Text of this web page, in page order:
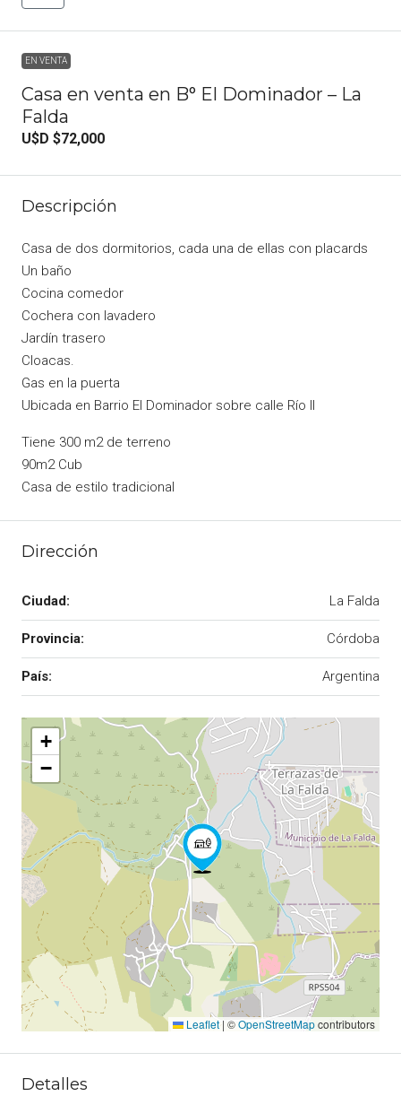
EN VENTA
Casa en venta en B° El Dominador – La
Falda
U$D $72,000
Descripción
Casa de dos dormitorios, cada una de ellas con placards
Un baño
Cocina comedor
Cochera con lavadero
Jardín trasero
Cloacas.
Gas en la puerta
Ubicada en Barrio El Dominador sobre calle Río II
Tiene 300 m2 de terreno
90m2 Cub
Casa de estilo tradicional
Dirección
Ciudad: La Falda
Provincia: Córdoba
País: Argentina
+
−
Leaflet | ©OpenStreetMapcontributors
Detalles